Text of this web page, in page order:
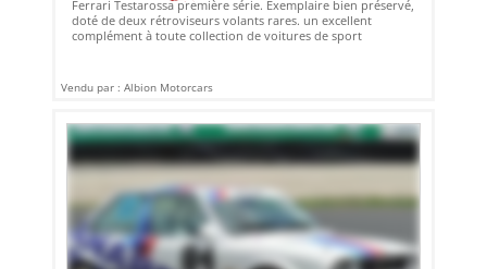
Ferrari Testarossa première série. Exemplaire bien préservé,
doté de deux rétroviseurs volants rares. un excellent
complément à toute collection de voitures de sport
Vendu par : Albion Motorcars